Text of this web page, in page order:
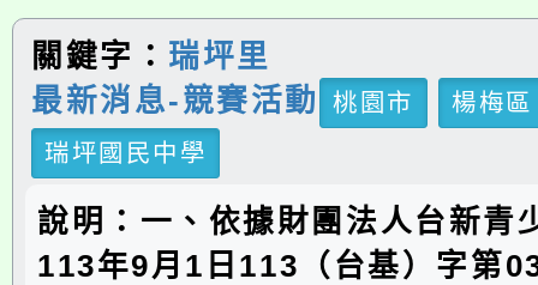
關鍵字： 瑞坪里
最新消息-競賽活動
桃園市
楊梅區
瑞坪國民中學
說明：一、依據財團法人台新青
113年9月1日113（台基）字第